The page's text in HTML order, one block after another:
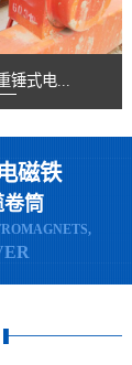
锤式电...
磁铁
卷筒